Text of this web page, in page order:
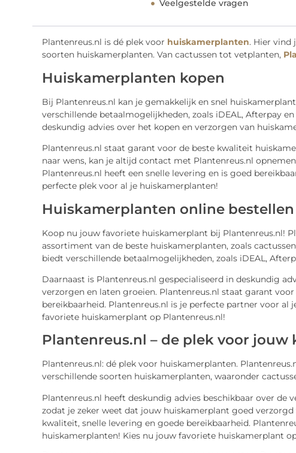
Veelgestelde vragen
Plantenreus.nl is dé plek voor huiskamerplanten. Hier vind
soorten huiskamerplanten. Van cactussen tot vetplanten,
Huiskamerplanten kopen
Bij Plantenreus.nl kan je gemakkelijk en snel
verschillende betaalmogelijkheden, zoals iDEAL, Afterpay
deskundig advies over het kopen en verzorgen van
Plantenreus.nl staat garant voor de beste kwaliteit
naar wens, kan je altijd contact met Plantenreus.nl
Plantenreus.nl heeft een snelle levering en is goed
perfecte plek voor al je huiskamerplanten!
Huiskamerplanten online bestellen
Koop nu jouw favoriete huiskamerplant bij Plantenreus.nl!
assortiment van de beste huiskamerplanten, zoals
biedt verschillende betaalmogelijkheden, zoals iDEAL,
Daarnaast is Plantenreus.nl gespecialiseerd in deskundig
verzorgen en laten groeien. Plantenreus.nl staat garant
bereikbaarheid. Plantenreus.nl is je perfecte partner voor al
favoriete huiskamerplant op Plantenreus.nl!
Plantenreus.nl – de plek voor jouw
Plantenreus.nl: dé plek voor huiskamerplanten.
verschillende soorten huiskamerplanten, waaronder
Plantenreus.nl heeft deskundig advies beschikbaar over de
zodat je zeker weet dat jouw huiskamerplant goed
kwaliteit, snelle levering en goede bereikbaarheid.
huiskamerplanten! Kies nu jouw favoriete huiskamerplant